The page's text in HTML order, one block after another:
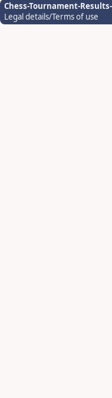
Chess-Tournament-
Legal details/Terms of use